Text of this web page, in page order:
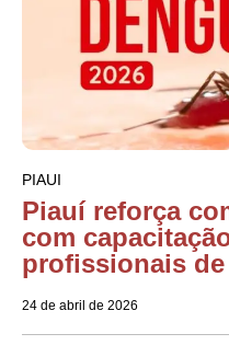
PIAUI
Piauí reforça
com
profissionais de
24 de abril de 2026